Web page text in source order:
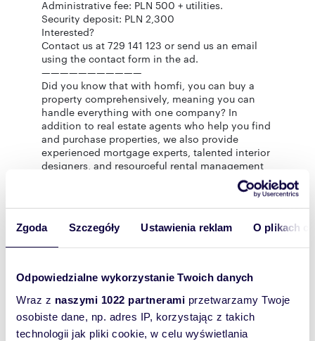
Zgoda Szczegóły Ustawienia reklam O plikach
Odpowiedzialne wykorzystanie Twoich danych
Wraz z naszymi 1022 partnerami przetwarzamy Twoje
osobiste dane, np. adres IP, korzystając z takich
technologii jak pliki cookie, w celu wyświetlania
Administrative fee: PLN 500 + utilities.
Security deposit: PLN 2,300
Interested?
Contact us at 729 141 123 or send us an email
using the contact form in the ad.
———————————
Did you know that with homfi, you can buy a
property comprehensively, meaning you can
handle everything with one company? In
addition to real estate agents who help you find
and purchase properties, we also provide
experienced mortgage experts, talented interior
designers, and resourceful rental management
specialists. This means you can find a property
with us, finance the purchase, design and finish
the interior, and then sell or rent it, with the
Interested? Ask your listing manager for details.
Rozwiń opis
Mieszkanie: na wynajem